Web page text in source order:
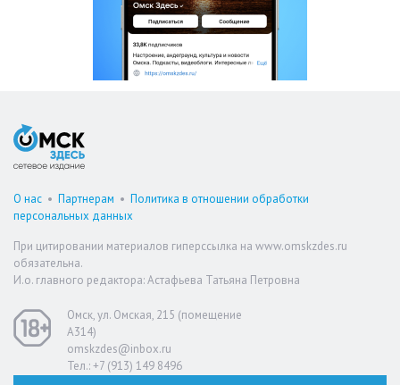
О нас • Партнерам • Политика в отношении обработки
персональных данных
При цитировании материалов гиперссылка на www.omskzdes.ru
обязательна.
И.о. главного редактора: Астафьева Татьяна Петровна
Омск, ул. Омская, 215 (помещение
А314)
omskzdes@inbox.ru
Тел.: +7 (913) 149 8496